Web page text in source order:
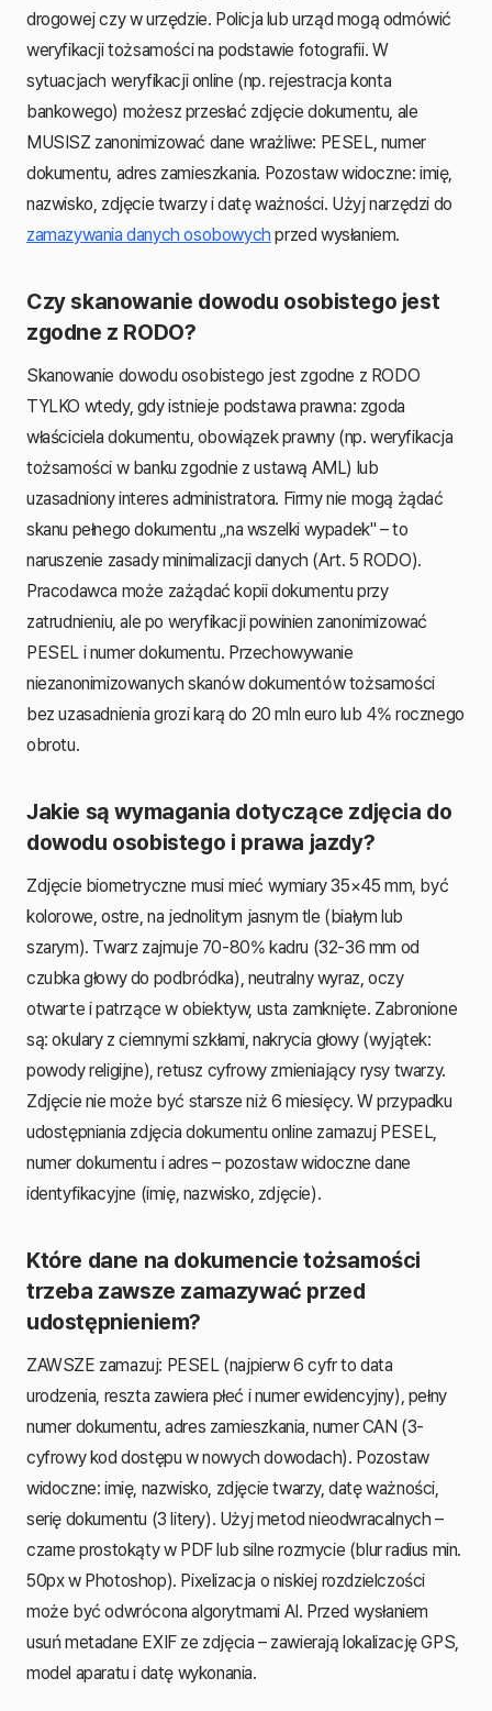
drogowej czy w urzędzie. Policja lub urząd mogą odmówić
weryfikacji tożsamości na podstawie fotografii. W
sytuacjach weryfikacji online (np. rejestracja konta
bankowego) możesz przesłać zdjęcie dokumentu, ale
MUSISZ zanonimizować dane wrażliwe: PESEL, numer
dokumentu, adres zamieszkania. Pozostaw widoczne: imię,
nazwisko, zdjęcie twarzy i datę ważności. Użyj narzędzi do
zamazywania danych osobowych przed wysłaniem.
Czy skanowanie dowodu osobistego jest
zgodne z RODO?
Skanowanie dowodu osobistego jest zgodne z RODO
TYLKO wtedy, gdy istnieje podstawa prawna: zgoda
właściciela dokumentu, obowiązek prawny (np. weryfikacja
tożsamości w banku zgodnie z ustawą AML) lub
uzasadniony interes administratora. Firmy nie mogą żądać
skanu pełnego dokumentu „na wszelki wypadek" – to
naruszenie zasady minimalizacji danych (Art. 5 RODO).
Pracodawca może zażądać kopii dokumentu przy
zatrudnieniu, ale po weryfikacji powinien zanonimizować
PESEL i numer dokumentu. Przechowywanie
niezanonimizowanych skanów dokumentów tożsamości
bez uzasadnienia grozi karą do 20 mln euro lub 4% rocznego
obrotu.
Jakie są wymagania dotyczące zdjęcia do
dowodu osobistego i prawa jazdy?
Zdjęcie biometryczne musi mieć wymiary 35×45 mm, być
kolorowe, ostre, na jednolitym jasnym tle (białym lub
szarym). Twarz zajmuje 70-80% kadru (32-36 mm od
czubka głowy do podbródka), neutralny wyraz, oczy
otwarte i patrzące w obiektyw, usta zamknięte. Zabronione
są: okulary z ciemnymi szkłami, nakrycia głowy (wyjątek:
powody religijne), retusz cyfrowy zmieniający rysy twarzy.
Zdjęcie nie może być starsze niż 6 miesięcy. W przypadku
udostępniania zdjęcia dokumentu online zamazuj PESEL,
numer dokumentu i adres – pozostaw widoczne dane
identyfikacyjne (imię, nazwisko, zdjęcie).
Które dane na dokumencie tożsamości
trzeba zawsze zamazywać przed
udostępnieniem?
ZAWSZE zamazuj: PESEL (najpierw 6 cyfr to data
urodzenia, reszta zawiera płeć i numer ewidencyjny), pełny
numer dokumentu, adres zamieszkania, numer CAN (3-
cyfrowy kod dostępu w nowych dowodach). Pozostaw
widoczne: imię, nazwisko, zdjęcie twarzy, datę ważności,
serię dokumentu (3 litery). Użyj metod nieodwracalnych –
czarne prostokąty w PDF lub silne rozmycie (blur radius min.
50px w Photoshop). Pixelizacja o niskiej rozdzielczości
może być odwrócona algorytmami AI. Przed wysłaniem
usuń metadane EXIF ze zdjęcia – zawierają lokalizację GPS,
model aparatu i datę wykonania.